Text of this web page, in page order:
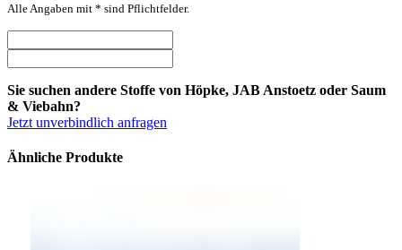
Alle Angaben mit * sind Pflichtfelder.
Sie suchen andere Stoffe von Höpke, JAB Anstoetz oder Saum
& Viebahn?
Jetzt unverbindlich anfragen
Ähnliche Produkte